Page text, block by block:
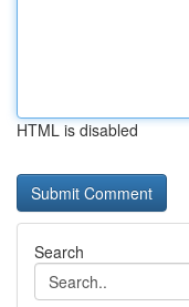
HTML is disabled
Search